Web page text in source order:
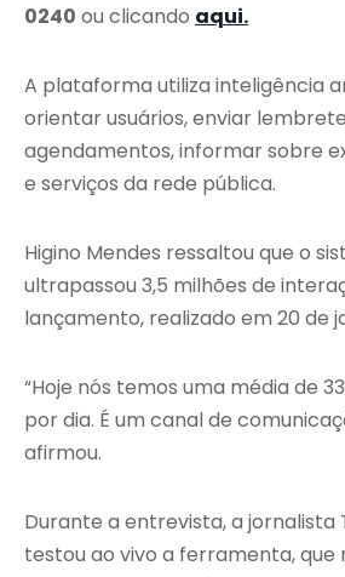
0240 ou clicando aqui.
A plataforma utiliza inteligência
orientar usuários, enviar
agendamentos, informar sobre
e serviços da rede pública.
Higino Mendes ressaltou que o
ultrapassou 3,5 milhões de
lançamento, realizado em 20 de
“Hoje nós temos uma média de
por dia. É um canal de
afirmou.
Durante a entrevista, a jornalista
testou ao vivo a ferramenta, que